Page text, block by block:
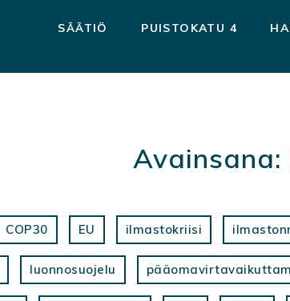
SÄÄTIÖ PUISTOKATU 4
Avainsana:
COP30 EU ilmastokriisi
luonnosuojelu